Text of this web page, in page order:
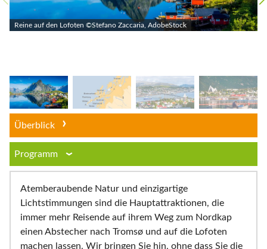
Reine auf den Lofoten ©Stefano Zaccaria, AdobeStock
Überblick
Programm
Atemberaubende Natur und einzigartige
Lichtstimmungen sind die Hauptattraktionen, die
immer mehr Reisende auf ihrem Weg zum Nordkap
einen Abstecher nach Tromsø und auf die Lofoten
machen lassen. Wir bringen Sie hin, ohne dass Sie die